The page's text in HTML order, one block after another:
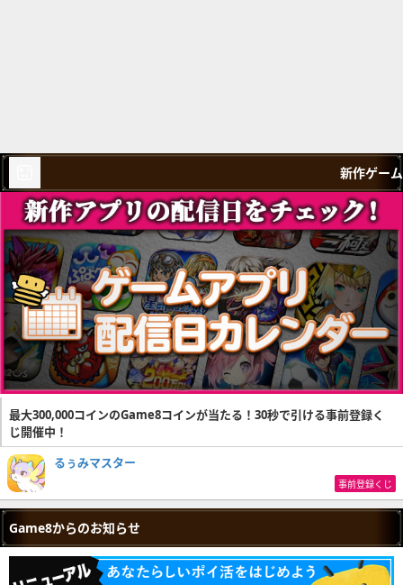
新作ゲーム
最大300,000コインのGame8コインが当たる！30秒で引ける事前登録く
じ開催中！
るぅみマスター
事前登録くじ
Game8からのお知らせ